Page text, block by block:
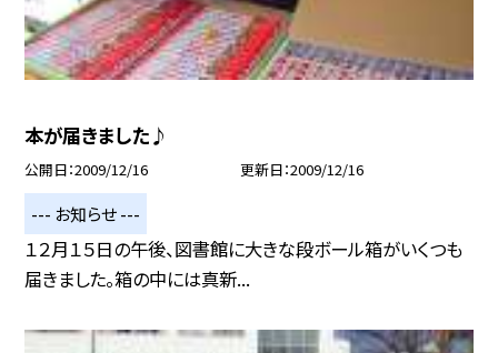
本が届きました♪
公開日 2009/12/16 更新日 2009/12/16
--- お知らせ ---
１２月１５日の午後、図書館に大きな段ボール箱がいくつも
届きました。箱の中には真新...